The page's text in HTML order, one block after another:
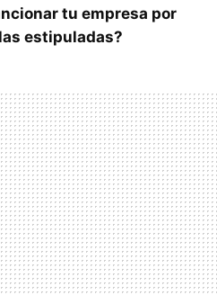
tu empresa por
estipuladas?